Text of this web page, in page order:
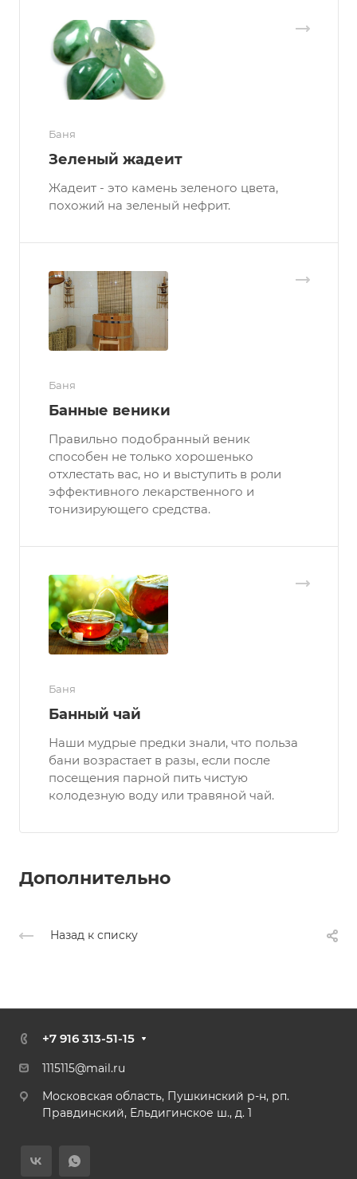
Баня
Зеленый жадеит
Жадеит - это камень зеленого цвета,
похожий на зеленый нефрит.
Баня
Банные веники
Правильно подобранный веник
способен не только хорошенько
отхлестать вас, но и выступить в роли
эффективного лекарственного и
тонизирующего средства.
Баня
Банный чай
Наши мудрые предки знали, что польза
бани возрастает в разы, если после
посещения парной пить чистую
колодезную воду или травяной чай.
Дополнительно
Назад к списку
+7 916 313-51-15
1115115@mail.ru
Московская область, Пушкинский р-н, рп.
Правдинский, Ельдигинское ш., д. 1